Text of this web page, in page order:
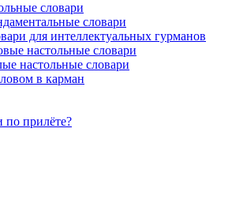
словари
словари
для интеллектуальных гурманов
настольные словари
настольные словари
в карман
по прилёте?